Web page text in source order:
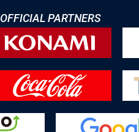
OFFICIAL PARTNERS